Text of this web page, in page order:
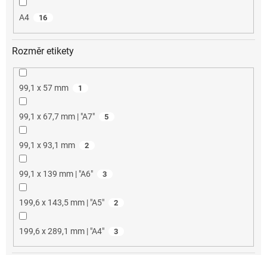
A4 16
Rozměr etikety
99,1 x 57 mm 1
99,1 x 67,7 mm | "A7" 5
99,1 x 93,1 mm 2
99,1 x 139 mm | "A6" 3
199,6 x 143,5 mm | "A5" 2
199,6 x 289,1 mm | "A4" 3